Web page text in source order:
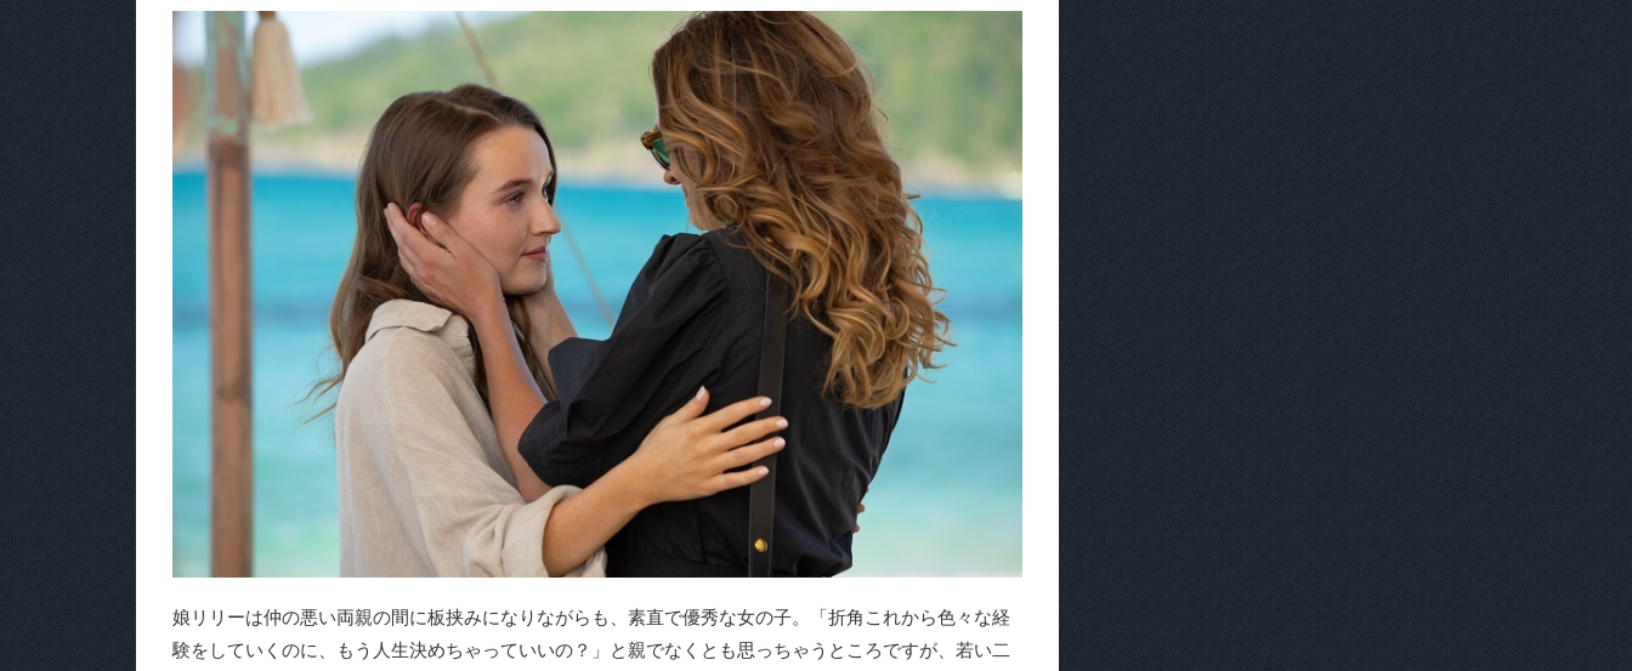
娘リリーは仲の悪い両親の間に板挟みになりながらも、素直で優秀な女の子。「折角これから色々な経
験をしていくのに、もう人生決めちゃっていいの？」と親でなくとも思っちゃうところですが、若い二